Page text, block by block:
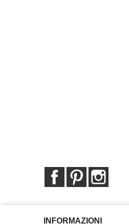
FacebookPinterest
INFORMAZIONI